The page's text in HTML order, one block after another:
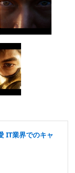
IT業界でのキャ